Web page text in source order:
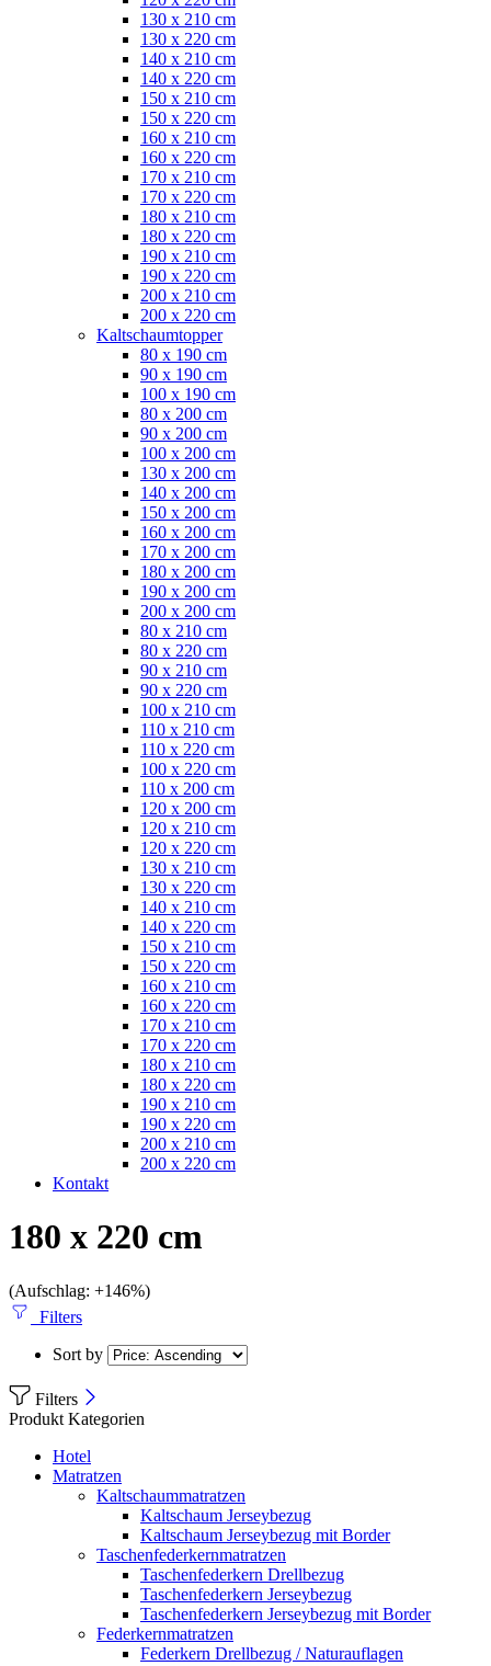
130 x 210 cm
130 x 220 cm
140 x 210 cm
140 x 220 cm
150 x 210 cm
150 x 220 cm
160 x 210 cm
160 x 220 cm
170 x 210 cm
170 x 220 cm
180 x 210 cm
180 x 220 cm
190 x 210 cm
190 x 220 cm
200 x 210 cm
200 x 220 cm
Kaltschaumtopper
80 x 190 cm
90 x 190 cm
100 x 190 cm
80 x 200 cm
90 x 200 cm
100 x 200 cm
130 x 200 cm
140 x 200 cm
150 x 200 cm
160 x 200 cm
170 x 200 cm
180 x 200 cm
190 x 200 cm
200 x 200 cm
80 x 210 cm
80 x 220 cm
90 x 210 cm
90 x 220 cm
100 x 210 cm
110 x 210 cm
110 x 220 cm
100 x 220 cm
110 x 200 cm
120 x 200 cm
120 x 210 cm
120 x 220 cm
130 x 210 cm
130 x 220 cm
140 x 210 cm
140 x 220 cm
150 x 210 cm
150 x 220 cm
160 x 210 cm
160 x 220 cm
170 x 210 cm
170 x 220 cm
180 x 210 cm
180 x 220 cm
190 x 210 cm
190 x 220 cm
200 x 210 cm
200 x 220 cm
Kontakt
180 x 220 cm
(Aufschlag: +146%)
Filters
Sort by
Filters
Produkt Kategorien
Hotel
Matratzen
Kaltschaummatratzen
Kaltschaum Jerseybezug
Kaltschaum Jerseybezug mit Border
Taschenfederkernmatratzen
Taschenfederkern Drellbezug
Taschenfederkern Jerseybezug
Taschenfederkern Jerseybezug mit Border
Federkernmatratzen
Federkern Drellbezug / Naturauflagen